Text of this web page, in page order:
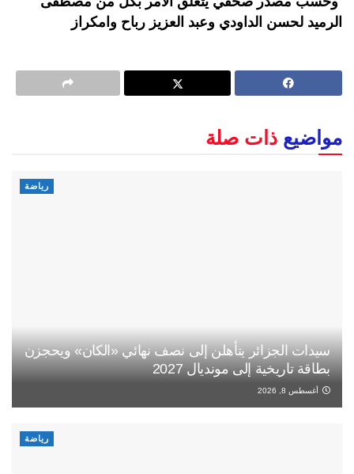
الرميد لحسن الداودي وعبد العزيز رباح وامكراز
مواضيع ذات صلة
رياضة
سيدات الجزائر يتأهلن إلى نصف نهائي «الكان» ويحجزن
بطاقة تاريخية إلى مونديال 2027
أغسطس 8, 2026
رياضة